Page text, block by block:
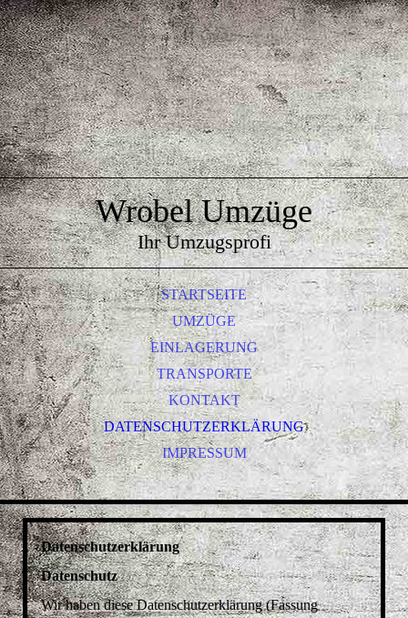
Wrobel Umzüge
Ihr Umzugsprofi
STARTSEITE
UMZÜGE
EINLAGERUNG
TRANSPORTE
KONTAKT
DATENSCHUTZERKLÄRUNG
IMPRESSUM
Datenschutzerklärung
Datenschutz
Wir haben diese Datenschutzerklärung (Fassung